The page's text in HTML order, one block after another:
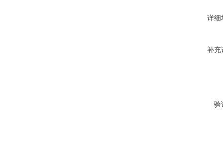
详细
补充
验